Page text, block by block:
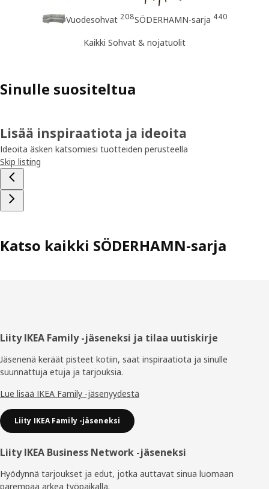
Vuodesohvat 208SÖDERHAMN-sarja 440
Kaikki Sohvat & nojatuolit
Sinulle suositeltua
Lisää inspiraatiota ja ideoita
Ideoita äsken katsomiesi tuotteiden perusteella
Skip listing
Katso kaikki SÖDERHAMN-sarja
Alatunniste
Liity IKEA Family -jäseneksi ja tilaa uutiskirje
Jäsenenä keräät pisteet kotiin, saat inspiraatiota ja sinulle
suunnattuja etuja ja tarjouksia.​
Lue lisää IKEA Family -jäsenyydestä
Liity IKEA Family -jäseneksi
Liity IKEA Business Network -jäseneksi
Hyödynnä tarjoukset ja edut, jotka auttavat sinua luomaan
parempaa arkea työpaikalla.